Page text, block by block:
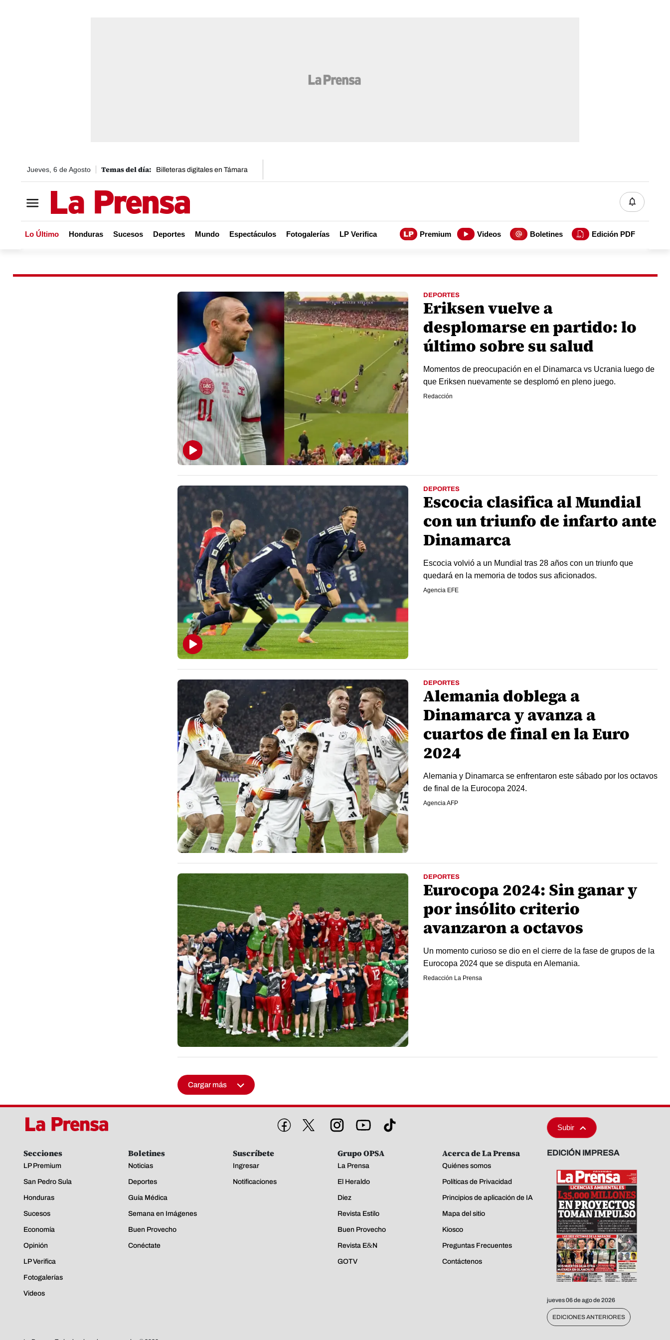
Jueves, 6 de Agosto Billeteras digitales en Támara
Lo Último Honduras Sucesos Deportes Mundo Espectáculos Fotogalerías LP Verifica Premium Videos Boletines Edición PDF
DEPORTES
Eriksen vuelve a
desplomarse en partido: lo
último sobre su salud
Momentos de preocupación en el Dinamarca vs Ucrania luego de
que Eriksen nuevamente se desplomó en pleno juego.
Redacción
DEPORTES
Escocia clasifica al Mundial
con un triunfo de infarto ante
Dinamarca
Escocia volvió a un Mundial tras 28 años con un triunfo que
quedará en la memoria de todos sus aficionados.
Agencia EFE
DEPORTES
Alemania doblega a
Dinamarca y avanza a
cuartos de final en la Euro
2024
Alemania y Dinamarca se enfrentaron este sábado por los octavos
de final de la Eurocopa 2024.
Agencia AFP
DEPORTES
Eurocopa 2024: Sin ganar y
por insólito criterio
avanzaron a octavos
Un momento curioso se dio en el cierre de la fase de grupos de la
Eurocopa 2024 que se disputa en Alemania.
Redacción La Prensa
Cargar más
Subir
Secciones
LP Premium
San Pedro Sula
Honduras
Sucesos
Economía
Opinión
LP Verifica
Fotogalerías
Videos
Boletines
Noticias
Deportes
Guía Médica
Semana en Imágenes
Buen Provecho
Conéctate
Suscríbete
Ingresar
Notificaciones
Grupo OPSA
La Prensa
El Heraldo
Diez
Revista Estilo
Buen Provecho
Revista E&N
GOTV
Acerca de La Prensa
Quiénes somos
Políticas de Privacidad
Principios de aplicación de IA
Mapa del sitio
Kiosco
Preguntas Frecuentes
Contáctenos
EDICIÓN IMPRESA
jueves 06 de ago de 2026
EDICIONES ANTERIORES